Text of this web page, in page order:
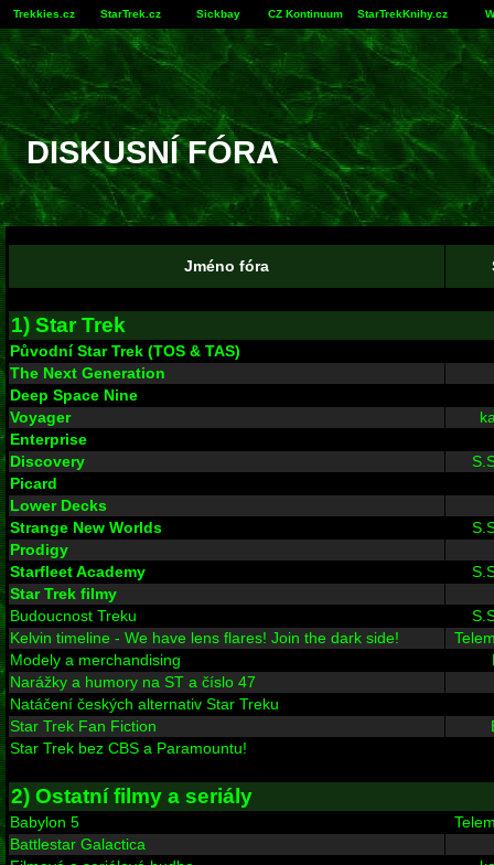
Trekkies.cz StarTrek.cz Sickbay CZ Kontinuum StarTrekKnihy.cz
DISKUSNÍ FÓRA
Jméno fóra
1) Star Trek
Původní Star Trek (TOS & TAS)
The Next Generation
Deep Space Nine
Voyager
Enterprise
Discovery
Picard
Lower Decks
Strange New Worlds
Prodigy
Starfleet Academy
Star Trek filmy
Budoucnost Treku
Kelvin timeline - We have lens flares! Join the dark side!
Modely a merchandising
Narážky a humory na ST a číslo 47
Natáčení českých alternativ Star Treku
Star Trek Fan Fiction
Star Trek bez CBS a Paramountu!
2) Ostatní filmy a seriály
Babylon 5
Battlestar Galactica